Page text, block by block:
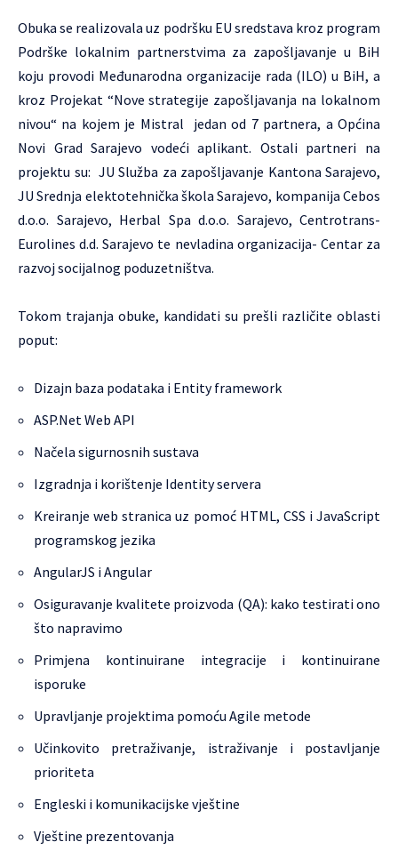
Obuka se realizovala uz podršku EU sredstava kroz program
Podrške lokalnim partnerstvima za zapošljavanje u BiH
koju provodi Međunarodna organizacije rada (ILO) u BiH, a
kroz Projekat “Nove strategije zapošljavanja na lokalnom
nivou“ na kojem je Mistral jedan od 7 partnera, a Općina
Novi Grad Sarajevo vodeći aplikant. Ostali partneri na
projektu su: JU Služba za zapošljavanje Kantona Sarajevo,
JU Srednja elektotehnička škola Sarajevo, kompanija Cebos
d.o.o. Sarajevo, Herbal Spa d.o.o. Sarajevo, Centrotrans-
Eurolines d.d. Sarajevo te nevladina organizacija- Centar za
razvoj socijalnog poduzetništva.
Tokom trajanja obuke, kandidati su prešli različite oblasti
poput:
Dizajn baza podataka i Entity framework
ASP.Net Web API
Načela sigurnosnih sustava
Izgradnja i korištenje Identity servera
Kreiranje web stranica uz pomoć HTML, CSS i JavaScript
programskog jezika
AngularJS i Angular
Osiguravanje kvalitete proizvoda (QA): kako testirati ono
što napravimo
Primjena kontinuirane integracije i kontinuirane
isporuke
Upravljanje projektima pomoću Agile metode
Učinkovito pretraživanje, istraživanje i postavljanje
prioriteta
Engleski i komunikacijske vještine
Vještine prezentovanja